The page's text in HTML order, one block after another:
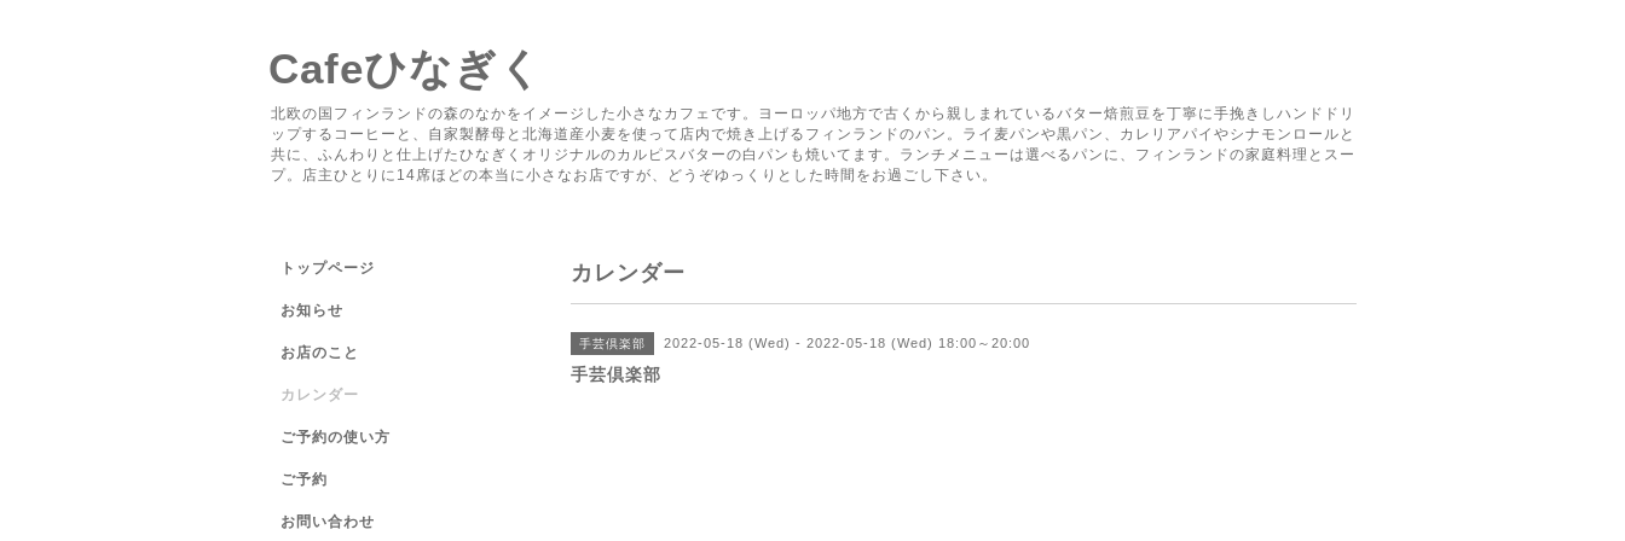
Cafeひなぎく
北欧の国フィンランドの森のなかをイメージした小さなカフェです。ヨーロッパ地方で古くから親しまれているバター焙煎豆を丁寧に手挽きしハンドドリ
ップするコーヒーと、自家製酵母と北海道産小麦を使って店内で焼き上げるフィンランドのパン。ライ麦パンや黒パン、カレリアパイやシナモンロールと
共に、ふんわりと仕上げたひなぎくオリジナルのカルピスバターの白パンも焼いてます。ランチメニューは選べるパンに、フィンランドの家庭料理とスー
プ。店主ひとりに14席ほどの本当に小さなお店ですが、どうぞゆっくりとした時間をお過ごし下さい。
カレンダー
手芸倶楽部 2022-05-18 (Wed) - 2022-05-18 (Wed) 18:00～20:00
手芸倶楽部
トップページ
お知らせ
お店のこと
カレンダー
ご予約の使い方
ご予約
お問い合わせ